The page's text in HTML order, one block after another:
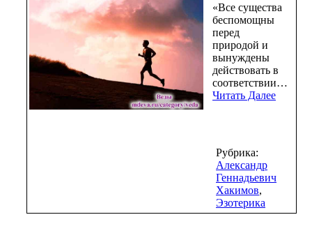
«Все существа
беспомощны
перед
природой и
вынуждены
действовать в
соответствии…
Читать Далее
Рубрика:
Александр
Геннадьевич
Хакимов,
Эзотерика